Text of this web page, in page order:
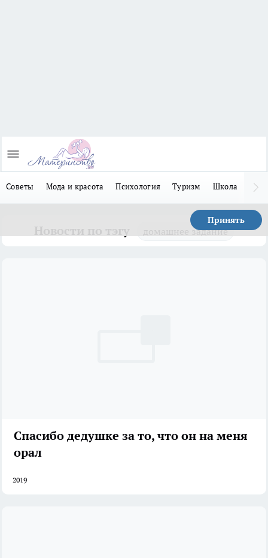
Советы Мода и красота Психология Туризм Школа
Принять
домашнее задание
Спасибо дедушке за то, что он на меня
орал
2019